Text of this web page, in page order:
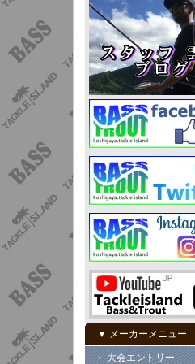
▼ メーカーメニュー
・ 大会エントリー